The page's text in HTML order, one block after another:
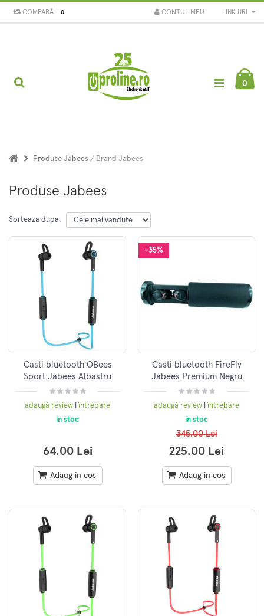
COMPARĂ 0 LINK-URI
CONTUL MEU
0
Produse Jabees / Brand Jabees
Produse Jabees
Sorteaza dupa:
Casti bluetooth OBees
Sport Jabees Albastru
adaugă review |întrebare
in stoc
64.00 Lei
Adaug în coș
-35%
Casti bluetooth FireFly
Jabees Premium Negru
adaugă review |întrebare
in stoc
345.00 Lei
225.00 Lei
Adaug în coș